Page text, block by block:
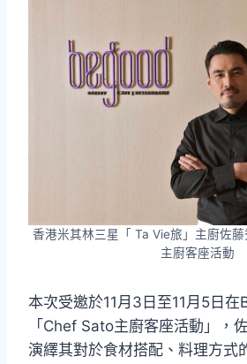
香港米其林三星「 Ta Vie旅」主廚佐
主廚客座活動
本次受邀於11月3日至11月5日
「Chef Sato主廚客座活動」，
演繹其對於食材搭配、料理方式